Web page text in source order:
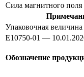
Сила магнитного
Упаковочная величина
E10750-01 —
Обозначение